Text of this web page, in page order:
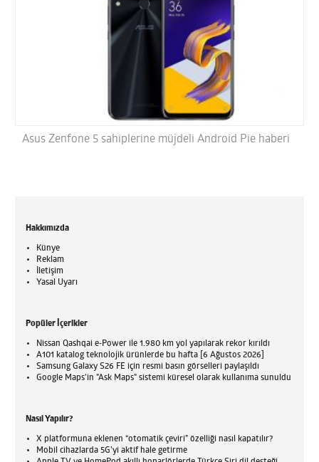
Asus Zenfone 5 sahiplerine müjdeli Android Pie haberi
Hakkımızda
Künye
Reklam
İletişim
Yasal Uyarı
Popüler İçerikler
Nissan Qashqai e-Power ile 1.980 km yol yapılarak rekor kırıldı
A101 katalog teknolojik ürünlerde bu hafta [6 Ağustos 2026]
Samsung Galaxy S26 FE için resmi basın görselleri paylaşıldı
Google Maps'in "Ask Maps" sistemi küresel olarak kullanıma sunuldu
Nasıl Yapılır?
X platformuna eklenen “otomatik çeviri” özelliği nasıl kapatılır?
Mobil cihazlarda 5G’yi aktif hale getirme